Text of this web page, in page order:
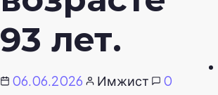
93 лет.
06.06.2026 Имжист
0